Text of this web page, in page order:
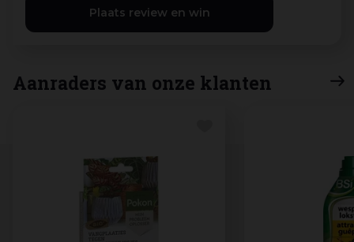
Aanraders van onze klanten